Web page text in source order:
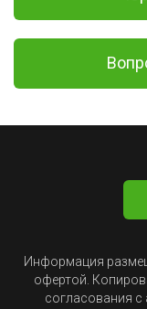
Информация
офертой.
согласования